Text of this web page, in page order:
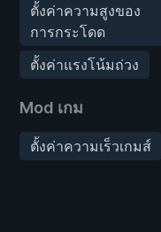
ตั้งค่าความสูงของ
การกระโดด
ตั้งค่าแรงโน้มถ่วง
Mod เกม
ตั้งค่าความเร็วเกมส์